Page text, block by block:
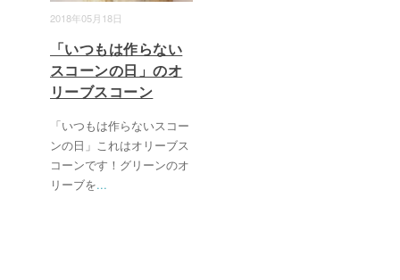
2018年05月18日
「いつもは作らない
スコーンの日」のオ
リーブスコーン
「いつもは作らないスコー
ンの日」これはオリーブス
コーンです！グリーンのオ
リーブを...